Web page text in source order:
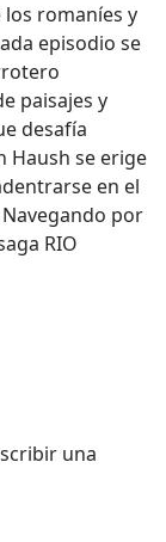
los romaníes y
episodio se
paisajes y
desafía
Haush se erige
en el
por
RIO
una